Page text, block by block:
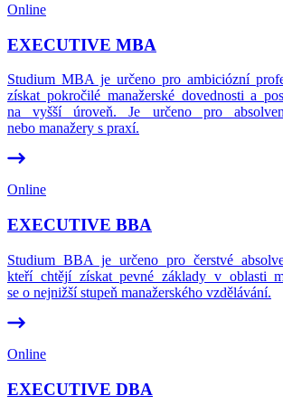
Online
EXECUTIVE MBA
Studium MBA je určeno pro ambiciózní
získat pokročilé manažerské dovednosti a
na vyšší úroveň. Je určeno pro
nebo manažery s praxí.
Online
EXECUTIVE BBA
Studium BBA je určeno pro čerstvé
kteří chtějí získat pevné základy v oblasti
se o nejnižší stupeň manažerského vzdělávání.
Online
EXECUTIVE DBA